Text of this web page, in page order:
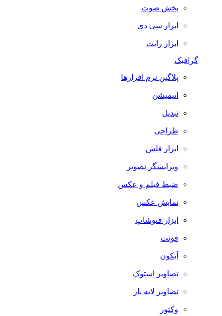
پخش صوت
ابزار سی دی
ابزار رایت
گرافیک
پلاگین نرم افزارها
انیمیشن
تبدیل
طراحی
ابزار فلش
ویرایشگر تصویر
ضبط فيلم و عكس
نمایش عکس
ابزار فتوشاپ
فونت
آیکون
تصاویر استوک
تصاویر لایه باز
وکتور